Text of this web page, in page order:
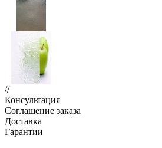
//
Консультация
Соглашение заказа
Доставка
Гарантии